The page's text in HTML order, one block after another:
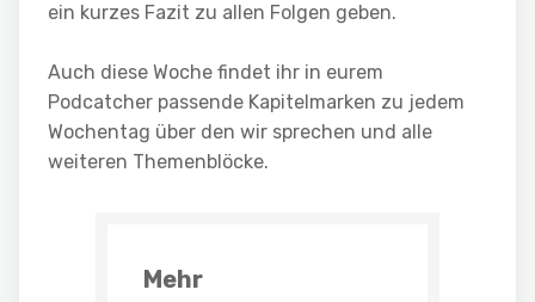
ein kurzes Fazit zu allen Folgen geben.
Auch diese Woche findet ihr in eurem
Podcatcher passende Kapitelmarken zu jedem
Wochentag über den wir sprechen und alle
weiteren Themenblöcke.
Mehr